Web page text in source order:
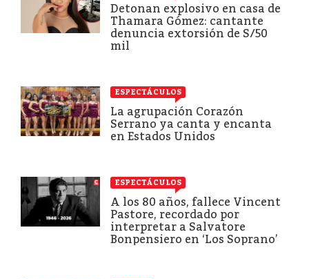
Detonan explosivo en casa de
Thamara Gómez: cantante
denuncia extorsión de S/50
mil
ESPECTÁCULOS
La agrupación Corazón
Serrano ya canta y encanta
en Estados Unidos
ESPECTÁCULOS
A los 80 años, fallece Vincent
Pastore, recordado por
interpretar a Salvatore
Bonpensiero en ‘Los Soprano’